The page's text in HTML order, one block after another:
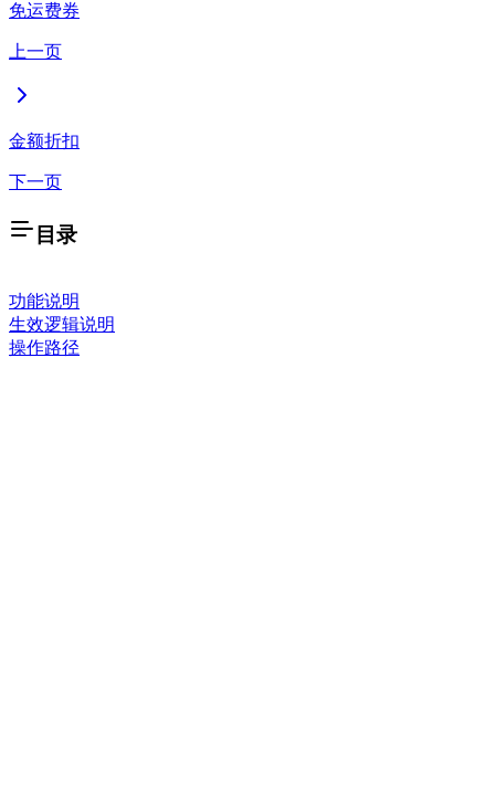
免运费券
上一页
金额折扣
下一页
目录
功能说明
生效逻辑说明
操作路径